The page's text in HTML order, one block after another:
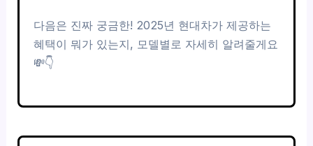
다음은 진짜 궁금한! 2025년 현대차가 제공하는
혜택이 뭐가 있는지, 모델별로 자세히 알려줄게요
💸👇